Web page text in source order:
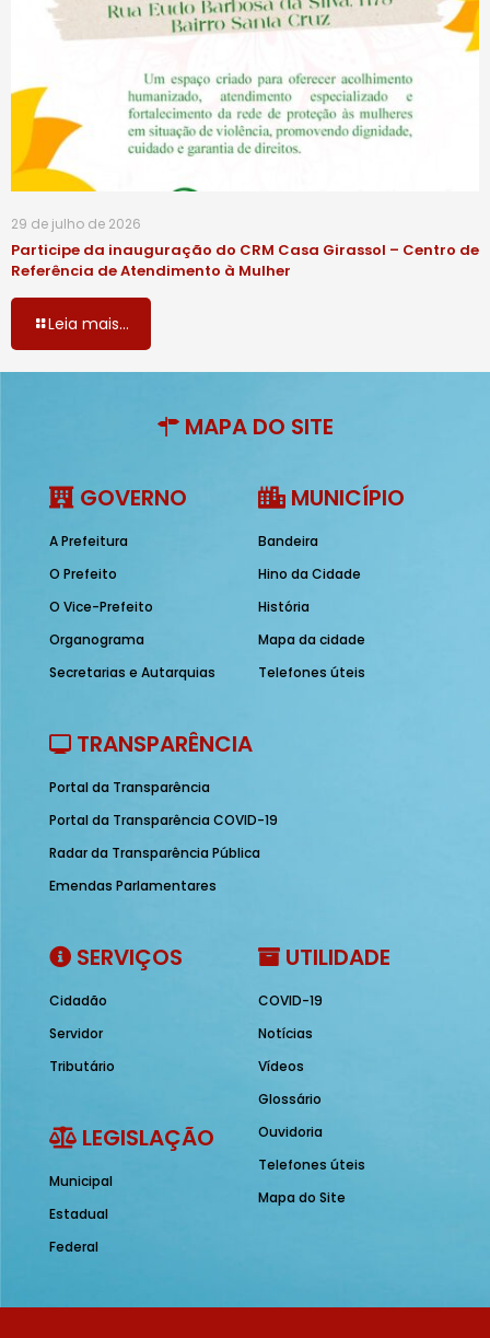
29 de julho de 2026
Participe da inauguração do CRM Casa Girassol – Centro de
Referência de Atendimento à Mulher
Leia mais...
MAPA DO SITE
GOVERNO
A Prefeitura
O Prefeito
O Vice-Prefeito
Organograma
Secretarias e Autarquias
MUNICÍPIO
Bandeira
Hino da Cidade
História
Mapa da cidade
Telefones úteis
TRANSPARÊNCIA
Portal da Transparência
Portal da Transparência COVID-19
Radar da Transparência Pública
Emendas Parlamentares
SERVIÇOS
Cidadão
Servidor
Tributário
LEGISLAÇÃO
Municipal
Estadual
Federal
UTILIDADE
COVID-19
Notícias
Vídeos
Glossário
Ouvidoria
Telefones úteis
Mapa do Site